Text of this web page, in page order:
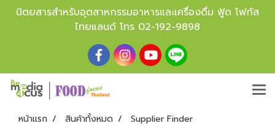
นิตยสารสำหรับอุตสาหกรรมอาหารและเครื่องดื่ม ฟู้ด โฟกัส
ไทยแลนด์ โทร 02-192-9898
หน้าแรก สินค้าทั้งหมด
Supplier Finder